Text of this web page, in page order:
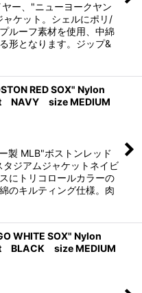
ー、"ニューヨークヤン
ケット。シェルにポリ/
ルーフ素材を使用、中綿
形となります。ジップ&
RED SOX" Nylon
NAVY size MEDIUM
製 MLB"ボストンレッド
ジアムジャケットネイビ
にトリコロールカラーの
のキルティング仕様。肉
WHITE SOX" Nylon
BLACK size MEDIUM